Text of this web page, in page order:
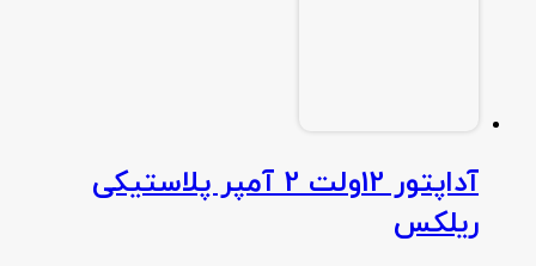
آداپتور 12ولت 2 آمپر پلاستیکی
ریلکس